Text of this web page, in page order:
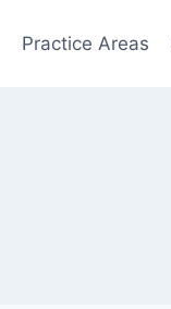
Practice Areas